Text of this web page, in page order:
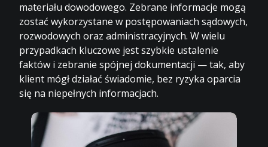
materiału dowodowego. Zebrane informacje mogą
zostać wykorzystane w postępowaniach sądowych,
rozwodowych oraz administracyjnych. W wielu
przypadkach kluczowe jest szybkie ustalenie
faktów i zebranie spójnej dokumentacji — tak, aby
klient mógł działać świadomie, bez ryzyka oparcia
się na niepełnych informacjach.